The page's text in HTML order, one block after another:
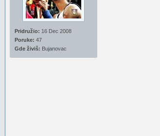
Pridružio: 16 Dec 2008
Poruke: 47
Gde živiš: Bujanovac